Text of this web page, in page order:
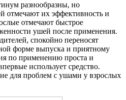
разнообразны, но
отмечают их эффективность и
отмечают быстрое
ушей после применения.
спокойно переносят
форме выпуска и приятному
по применению проста и
использует средство.
для проблем с ушами у взрослых